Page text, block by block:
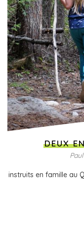
DEUX
instruits en famille au